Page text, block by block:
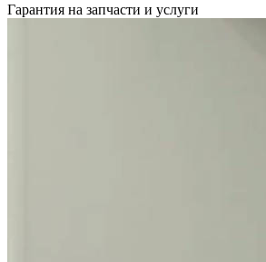
Гарантия на запчасти и услуги